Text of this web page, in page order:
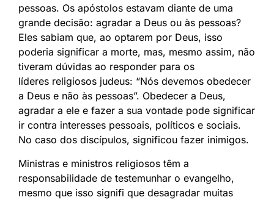
pessoas. Os apóstolos estavam diante de uma
grande decisão: agradar a Deus ou às pessoas?
Eles sabiam que, ao optarem por Deus, isso
poderia significar a morte, mas, mesmo assim, não
tiveram dúvidas ao responder para os
líderes religiosos judeus: “Nós devemos obedecer
a Deus e não às pessoas”. Obedecer a Deus,
agradar a ele e fazer a sua vontade pode significar
ir contra interesses pessoais, políticos e sociais.
No caso dos discípulos, significou fazer inimigos.
Ministras e ministros religiosos têm a
responsabilidade de testemunhar o evangelho,
mesmo que isso signifi que desagradar muitas